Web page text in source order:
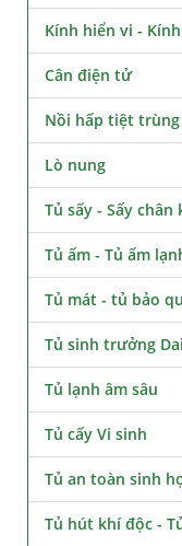
Kính hiển vi -
Cân điện tử
Nồi hấp tiệt trùng
Lò nung
Tủ sấy - Sấy chân
Tủ ấm - Tủ ấm
Tủ mát - tủ bảo
Tủ sinh trưởng
Tủ lạnh âm sâu
Tủ cấy Vi sinh
Tủ an toàn sinh
Tủ hút khí độc -